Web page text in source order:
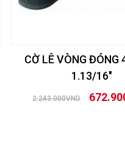
CỜ LÊ VÒNG ĐÓNG
1.13/16″
2.243.000VND